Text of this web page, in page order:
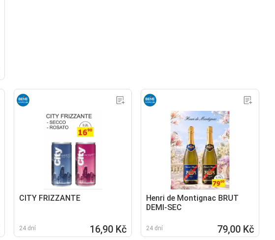
CITY FRIZZANTE
24 dní 16,90 Kč
Henri de Montignac BRUT
DEMI-SEC
24 dní 79,00 Kč